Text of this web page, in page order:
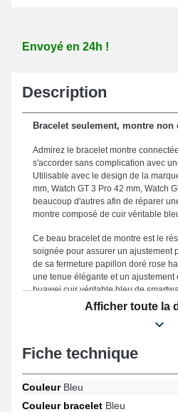
Envoyé en 24h !
Description
Bracelet seulement, montre
Admirez le bracelet montre
s'accorder sans complication avec
Utilisable avec le design de la
mm, Watch GT 3 Pro 42 mm, Watch
beaucoup d'autres afin de réparer
montre composé de cuir véritable
Ce beau bracelet de montre est le
soignée pour assurer un ajustement
de sa fermeture papillon doré rose
une tenue élégante et un
huawei cuir véritable bleu de
dans une taille de 20 mm, en faisant
votre style unique. Robuste, ce
une alternative parfaite en vue d'en
satisfaire les envies des utilisateurs
avec cette gamme de bracelet pour
approprié pour les modèles Watch 2,
Afficher toute la
Fiche technique
CouleurBleu
Couleur bracelet Bleu